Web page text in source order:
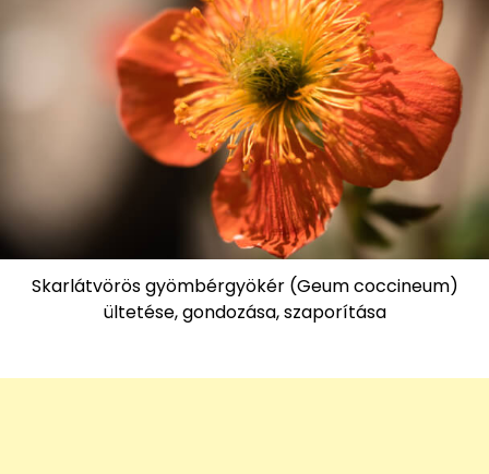
Skarlátvörös gyömbérgyökér (Geum coccineum)
ültetése, gondozása, szaporítása